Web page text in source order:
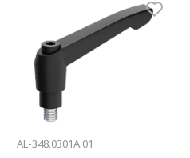
AL-348.0301A.01